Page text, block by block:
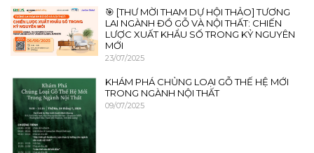
🎯 [THƯ MỜI THAM DỰ HỘI THẢO] TƯƠNG
LAI NGÀNH ĐỒ GỖ VÀ NỘI THẤT: CHIẾN
LƯỢC XUẤT KHẨU SỐ TRONG KỶ NGUYÊN
MỚI
23/07/2025
KHÁM PHÁ CHỦNG LOẠI GỖ THẾ HỆ MỚI
TRONG NGÀNH NỘI THẤT
09/07/2025